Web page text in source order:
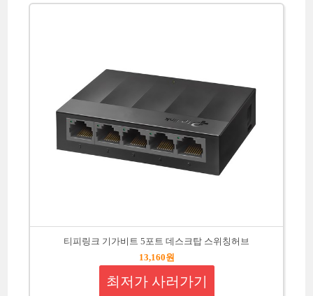
티피링크 기가비트 5포트 데스크탑 스위칭허브
13,160원
최저가 사러가기